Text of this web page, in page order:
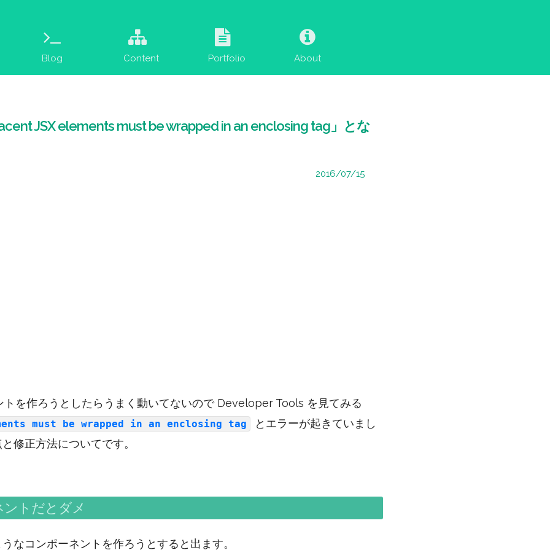
Blog Content Portfolio About
JSX elements must be wrapped in an enclosing tag」とな
2016/07/15
を作ろうとしたらうまく動いてないので Developer Tools を見てみる
must be wrapped in an enclosing tag
とエラーが起きていまし
修正方法についてです。
トだとダメ
なコンポーネントを作ろうとすると出ます。